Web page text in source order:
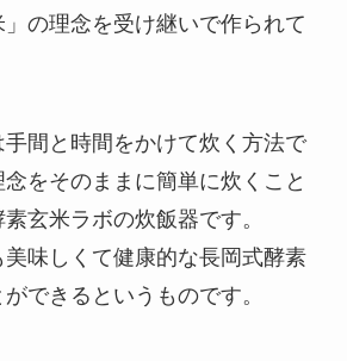
」の理念を受け継いで作られて
間と時間をかけて炊く方法で
をそのままに簡単に炊くこと
玄米ラボの炊飯器です。
味しくて健康的な長岡式酵素
できるというものです。